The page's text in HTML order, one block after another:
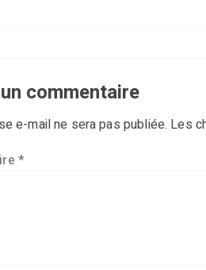
commentaire
e-mail ne sera pas publiée. Les
*